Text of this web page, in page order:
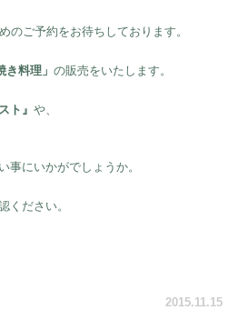
のご予約をお待ちしております。
料理」 の販売をいたします。
ト』 や、
事にいかがでしょうか。
ください。
2015.11.15